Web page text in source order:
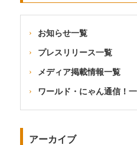
お知らせ一覧
プレスリリース一覧
メディア掲載情報一覧
ワールド・にゃん通信！
アーカイブ